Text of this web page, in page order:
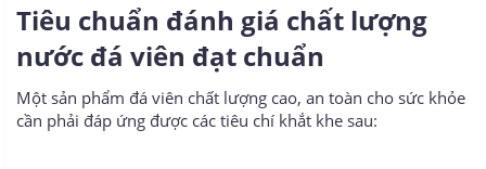
Tiêu chuẩn đánh giá chất lượng
nước đá viên đạt chuẩn​
Một sản phẩm đá viên chất lượng cao, an toàn cho sức khỏe
cần phải đáp ứng được các tiêu chí khắt khe sau: